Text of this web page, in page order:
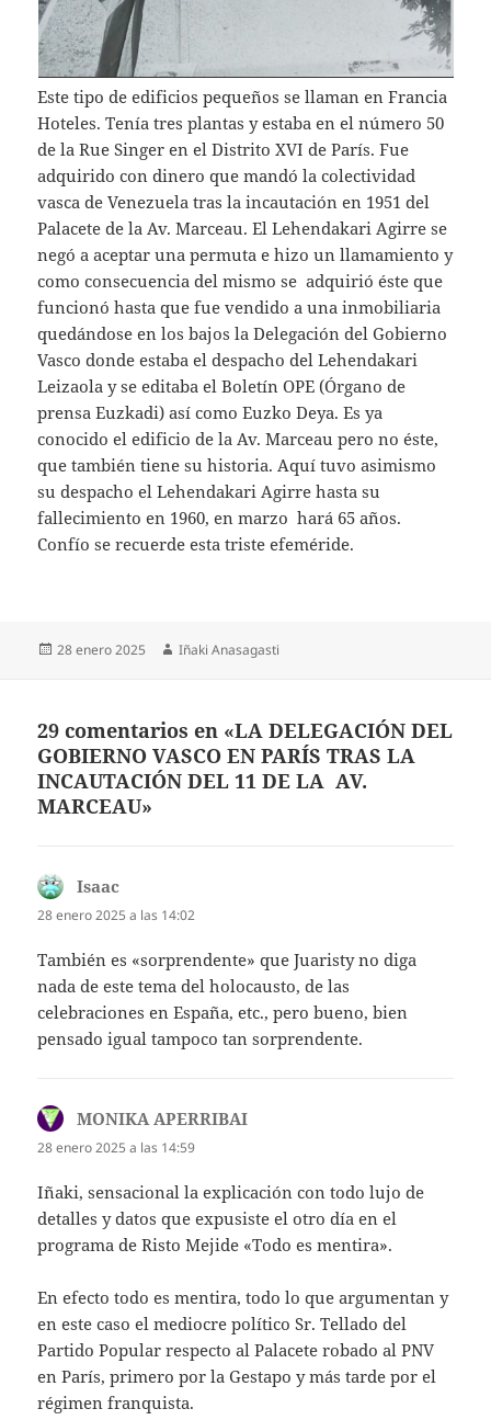
Este tipo de edificios pequeños se llaman en Francia
Hoteles. Tenía tres plantas y estaba en el número 50
de la Rue Singer en el Distrito XVI de París. Fue
adquirido con dinero que mandó la colectividad
vasca de Venezuela tras la incautación en 1951 del
Palacete de la Av. Marceau. El Lehendakari Agirre se
negó a aceptar una permuta e hizo un llamamiento y
como consecuencia del mismo se adquirió éste que
funcionó hasta que fue vendido a una inmobiliaria
quedándose en los bajos la Delegación del Gobierno
Vasco donde estaba el despacho del Lehendakari
Leizaola y se editaba el Boletín OPE (Órgano de
prensa Euzkadi) así como Euzko Deya. Es ya
conocido el edificio de la Av. Marceau pero no éste,
que también tiene su historia. Aquí tuvo asimismo
su despacho el Lehendakari Agirre hasta su
fallecimiento en 1960, en marzo hará 65 años.
Confío se recuerde esta triste efeméride.
Publicado
28 enero 2025 Autor
Iñaki Anasagasti
29 comentarios en «LA DELEGACIÓN DEL
GOBIERNO VASCO EN PARÍS TRAS LA
INCAUTACIÓN DEL 11 DE LA AV.
MARCEAU»
Isaac
28 enero 2025 a las 14:02
También es «sorprendente» que Juaristy no diga
nada de este tema del holocausto, de las
celebraciones en España, etc., pero bueno, bien
pensado igual tampoco tan sorprendente.
MONIKA APERRIBAI
28 enero 2025 a las 14:59
Iñaki, sensacional la explicación con todo lujo de
detalles y datos que expusiste el otro día en el
programa de Risto Mejide «Todo es mentira».
En efecto todo es mentira, todo lo que argumentan y
en este caso el mediocre político Sr. Tellado del
Partido Popular respecto al Palacete robado al PNV
en París, primero por la Gestapo y más tarde por el
régimen franquista.